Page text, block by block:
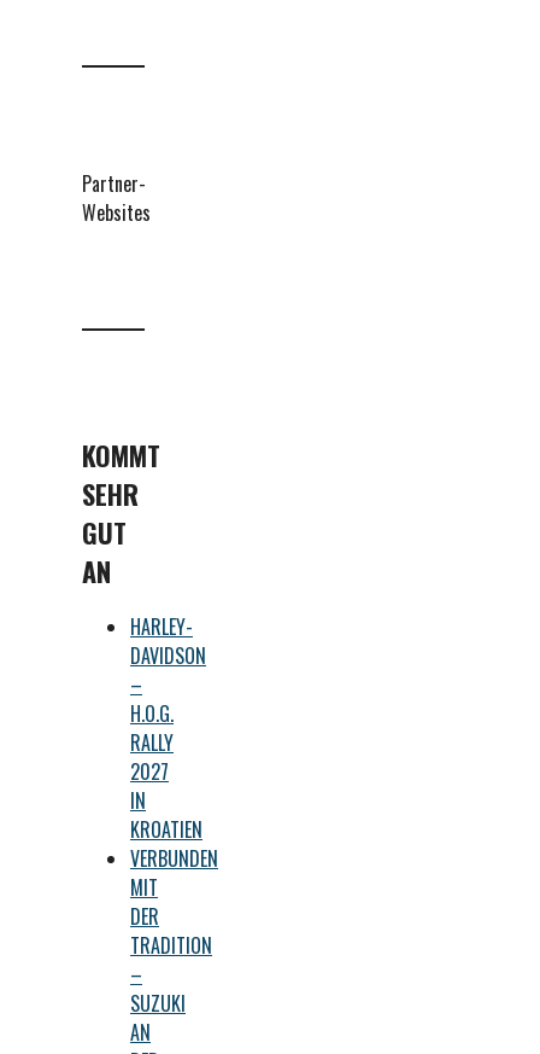
Partner-
Websites
KOMMT
SEHR
GUT
AN
HARLEY-
DAVIDSON
–
H.O.G.
RALLY
2027
IN
KROATIEN
VERBUNDEN
MIT
DER
TRADITION
–
SUZUKI
AN